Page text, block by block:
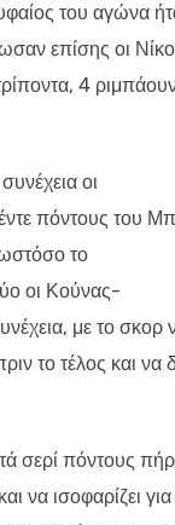
του αγώνα
επίσης οι
4
οι
πόντους του
το
οι Κούνας-
με το σκορ
το τέλος και να
σερί πόντους
να ισοφαρίζει για